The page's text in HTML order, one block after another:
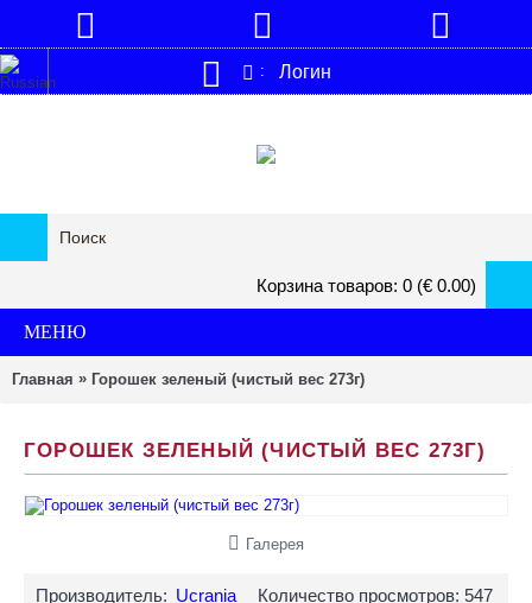
: Логин
Корзина товаров: 0 (€ 0.00)
МЕНЮ
Главная » Горошек зеленый (чистый вес 273г)
ГОРОШЕК ЗЕЛЕНЫЙ (ЧИСТЫЙ ВЕС 273Г)
Галерея
Количество просмотров: 547
Производитель: Ucrania